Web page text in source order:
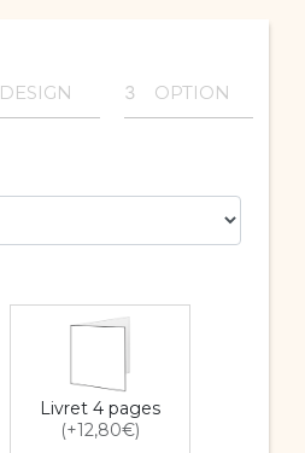
DESIGN OPTION
Livret 4 pages
(+12,80€)